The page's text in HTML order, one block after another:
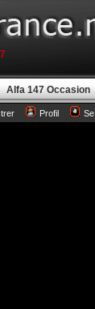
Alfa 147 Occasion
Profil